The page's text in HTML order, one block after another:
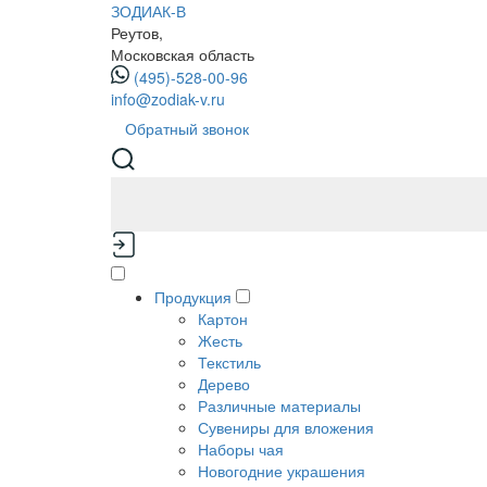
ЗОДИАК-В
Реутов,
Московская область
(495)-528-00-96
info@zodiak-v.ru
Обратный звонок
Продукция
Картон
Жесть
Текстиль
Дерево
Различные материалы
Сувениры для вложения
Наборы чая
Новогодние украшения